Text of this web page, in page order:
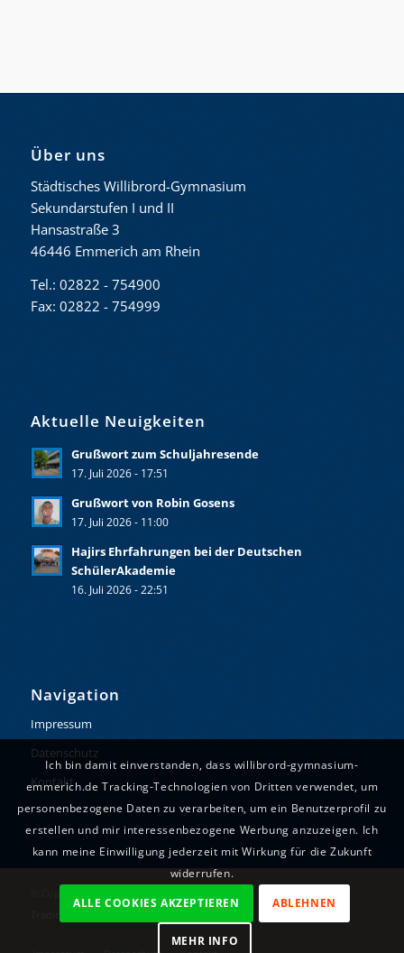
Über uns
Städtisches Willibrord-Gymnasium
Sekundarstufen I und II
Hansastraße 3
46446 Emmerich am Rhein
Tel.: 02822 - 754900
Fax: 02822 - 754999
Aktuelle Neuigkeiten
Grußwort zum Schuljahresende
17. Juli 2026 - 17:51
Grußwort von Robin Gosens
17. Juli 2026 - 11:00
Hajirs Ehrfahrungen bei der Deutschen
SchülerAkademie
16. Juli 2026 - 22:51
Navigation
Impressum
Datenschutz
Kontakt
Ich bin damit einverstanden, dass willibrord-gymnasium-
emmerich.de Tracking-Technologien von Dritten verwendet, um
personenbezogene Daten zu verarbeiten, um ein Benutzerprofil zu
erstellen und mir interessenbezogene Werbung anzuzeigen. Ich
kann meine Einwilligung jederzeit mit Wirkung für die Zukunft
widerrufen.
ALLE COOKIES AKZEPTIEREN
ABLEHNEN
MEHR INFO